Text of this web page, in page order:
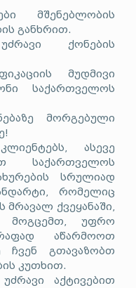
მშენებლობის
განხრით.
ქონების
მუდმივი
საქართველოს
მორგებული
ასევე
საქართველოს
სრულიად
რომელიც
ქვეყანაში,
მოგცემთ, უფრო
აწარმოოთ
ჩვენ გთავაზობთ
კუთხით.
აქტივებით